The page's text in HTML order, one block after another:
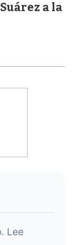
a la